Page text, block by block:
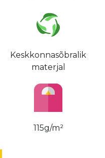
Keskkonnasõbralik
materjal
115g/m²